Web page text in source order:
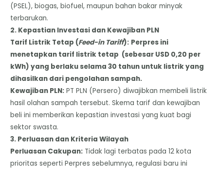
(PSEL), biogas, biofuel, maupun bahan bakar minyak
terbarukan.
​2. Kepastian Investasi dan Kewajiban PLN
​Tarif Listrik Tetap (Feed-in Tariff): Perpres ini
menetapkan tarif listrik tetap (sebesar USD 0,20 per
kWh) yang berlaku selama 30 tahun untuk listrik yang
dihasilkan dari pengolahan sampah.
​Kewajiban PLN: PT PLN (Persero) diwajibkan membeli listrik
hasil olahan sampah tersebut. Skema tarif dan kewajiban
beli ini memberikan kepastian investasi yang kuat bagi
sektor swasta.
​3. Perluasan dan Kriteria Wilayah
​Perluasan Cakupan: Tidak lagi terbatas pada 12 kota
prioritas seperti Perpres sebelumnya, regulasi baru ini